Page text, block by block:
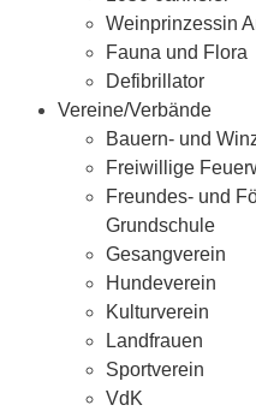
Weinprinzessin
Fauna und Flora
Defibrillator
Vereine/Verbände
Bauern- und
Freiwillige
Freundes- und
Grundschule
Gesangverein
Hundeverein
Kulturverein
Landfrauen
Sportverein
VdK